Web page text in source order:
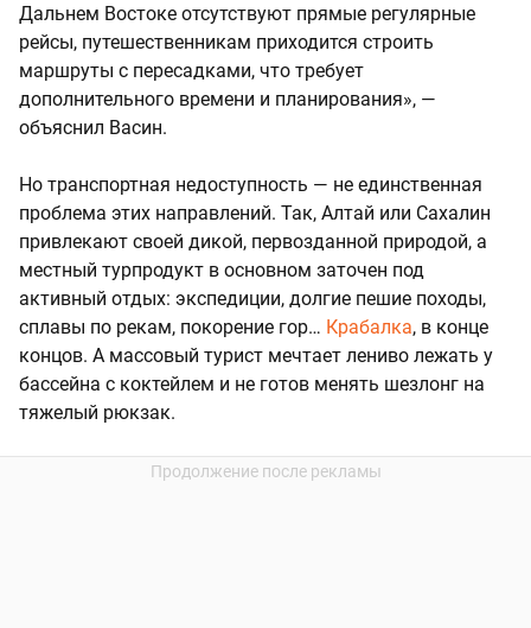
Дальнем Востоке отсутствуют прямые регулярные
рейсы, путешественникам приходится строить
маршруты с пересадками, что требует
дополнительного времени и планирования», —
объяснил Васин.
Но транспортная недоступность — не единственная
проблема этих направлений. Так, Алтай или Сахалин
привлекают своей дикой, первозданной природой, а
местный турпродукт в основном заточен под
активный отдых: экспедиции, долгие пешие походы,
сплавы по рекам, покорение гор… Крабалка, в конце
концов. А массовый турист мечтает лениво лежать у
бассейна с коктейлем и не готов менять шезлонг на
тяжелый рюкзак.